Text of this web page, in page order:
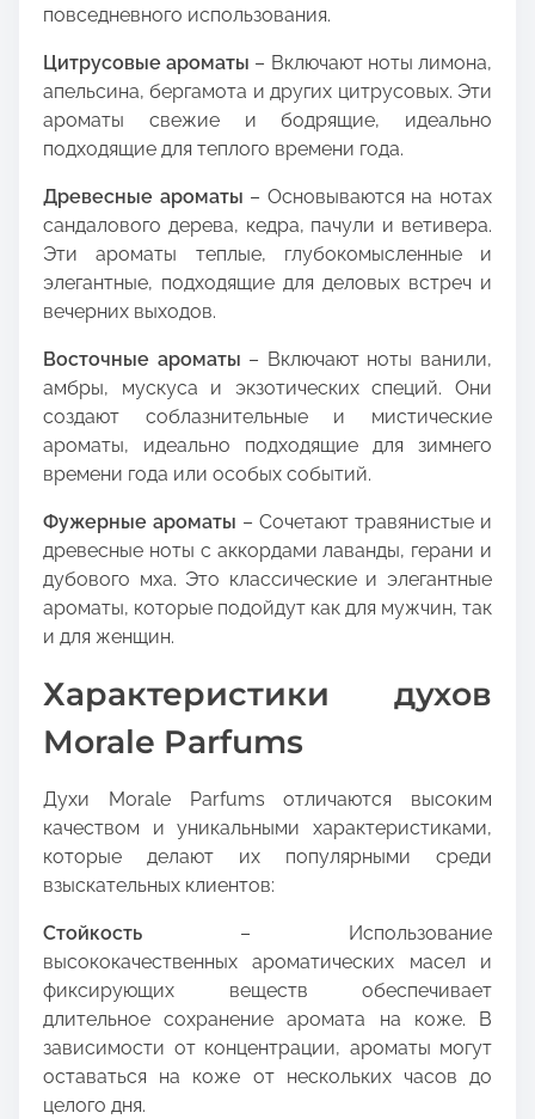
повседневного использования.
Цитрусовые ароматы – Включают ноты лимона,
апельсина, бергамота и других цитрусовых. Эти
ароматы свежие и бодрящие, идеально
подходящие для теплого времени года.
Древесные ароматы – Основываются на нотах
сандалового дерева, кедра, пачули и ветивера.
Эти ароматы теплые, глубокомысленные и
элегантные, подходящие для деловых встреч и
вечерних выходов.
Восточные ароматы – Включают ноты ванили,
амбры, мускуса и экзотических специй. Они
создают соблазнительные и мистические
ароматы, идеально подходящие для зимнего
времени года или особых событий.
Фужерные ароматы – Сочетают травянистые и
древесные ноты с аккордами лаванды, герани и
дубового мха. Это классические и элегантные
ароматы, которые подойдут как для мужчин, так
и для женщин.
Характеристики духов
Morale Parfums
Духи Morale Parfums отличаются высоким
качеством и уникальными характеристиками,
которые делают их популярными среди
взыскательных клиентов:
Стойкость – Использование
высококачественных ароматических масел и
фиксирующих веществ обеспечивает
длительное сохранение аромата на коже. В
зависимости от концентрации, ароматы могут
оставаться на коже от нескольких часов до
целого дня.